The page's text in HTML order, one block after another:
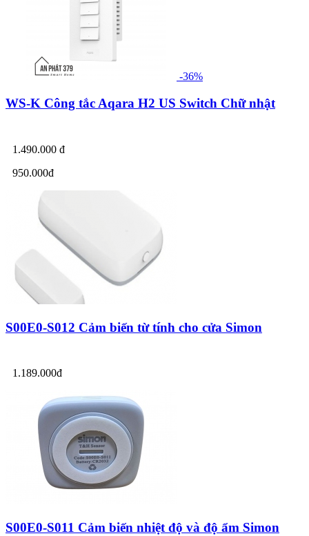
-36%
WS-K Công tắc Aqara H2 US Switch Chữ nhật
1.490.000 đ
950.000đ
S00E0-S012 Cảm biến từ tính cho cửa Simon
1.189.000đ
S00E0-S011 Cảm biến nhiệt độ và độ ẩm Simon